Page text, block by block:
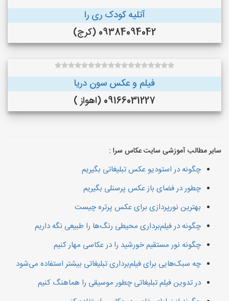
آتلیه کودک ری را
09384094042 (کرج)
فیلم و عکس سون دریا
09166031227 (اهواز )
سایر مطالب آموزشی سایت عکاس سرا :
چگونه در استودیو عکس تبلیغاتی بگیریم
چطور در فضای باز عکس پرسنلی بگیریم
بهترین نورپردازی برای عکس پرتره چیست
چگونه در فیلم‌برداری محیطی رنگ‌ها را طبیعی نگه داریم
چگونه نور مستقیم خورشید را در عکاسی مهار کنیم
چه سبک‌هایی برای فیلم‌برداری تبلیغاتی بیشتر استفاده می‌شود
در تدوین فیلم تبلیغاتی چطور موسیقی را هماهنگ کنیم